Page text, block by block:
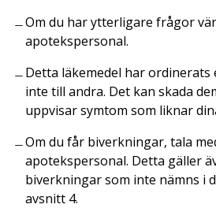
Om du har ytterligare frågor
apotekspersonal.
Detta läkemedel har ordinerats
inte till andra. Det kan skada
uppvisar symtom som liknar
Om du får biverkningar, tala
apotekspersonal. Detta gäller
biverkningar som inte nämns i
avsnitt 4.